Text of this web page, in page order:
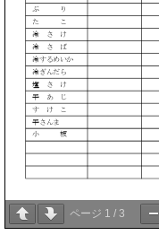
ページ 1 / 3